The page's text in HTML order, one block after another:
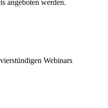
angeboten werden.
Webinars